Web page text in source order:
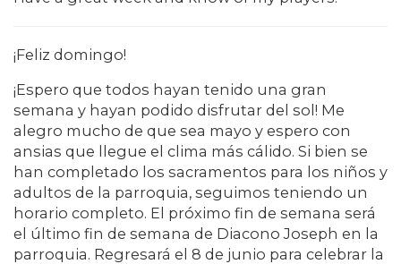
¡Feliz domingo!
¡Espero que todos hayan tenido una gran
semana y hayan podido disfrutar del sol! Me
alegro mucho de que sea mayo y espero con
ansias que llegue el clima más cálido. Si bien se
han completado los sacramentos para los niños y
adultos de la parroquia, seguimos teniendo un
horario completo. El próximo fin de semana será
el último fin de semana de Diacono Joseph en la
parroquia. Regresará el 8 de junio para celebrar la